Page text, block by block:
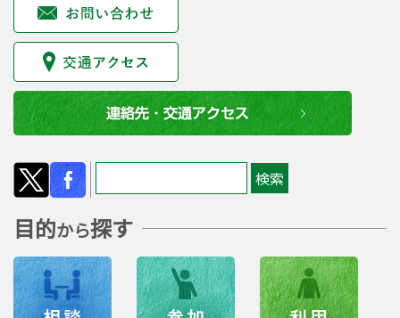
目的から探す